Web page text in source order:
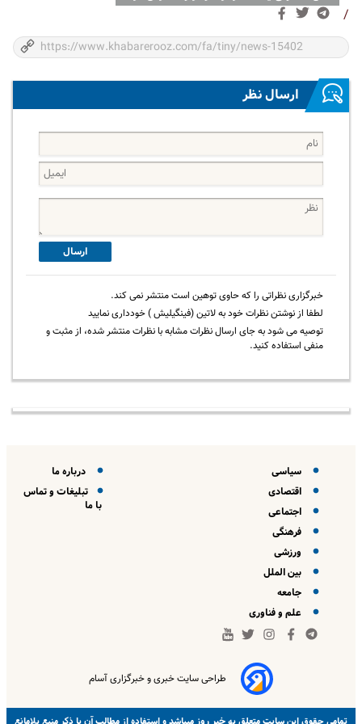
/
ارسال نظر
ارسال
خبرگزاری نظراتی را که حاوی توهین است منتشر نمی کند.
لطفا از نوشتن نظرات خود به لاتین (فینگیلیش ) خودداری نمایید
توصیه می شود به جای ارسال نظرات مشابه با نظرات منتشر شده، از مثبت و
منفی استفاده کنید.
سیاسی
اقتصادی
اجتماعی
فرهنگی
ورزشی
بین الملل
جامعه
علم و فناوری
درباره ما
تبلیغات و تماس
با ما
طراحی سایت خبری و خبرگزاری آسام
تمامی حقوق این سایت متعلق بهخبر روز میباشد و استفاده از مطالب آن با ذکر منبع بلامانع